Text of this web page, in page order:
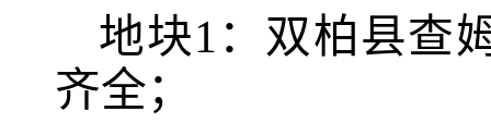
地块1 ：双柏县查
齐全；